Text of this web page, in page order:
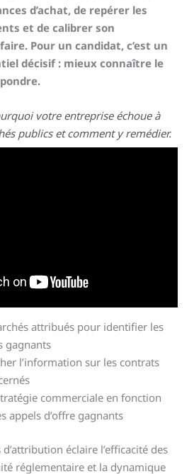
d’achat, de repérer les
et de calibrer son
Pour un candidat, c’est un
décisif : mieux connaître le
votre entreprise échoue à
publics et comment y remédier.
attribués pour identifier les
gagnants
l’information sur les contrats
commerciale en fonction
appels d’offre gagnants
d’attribution éclaire l’efficacité des
réglementaire et la dynamique